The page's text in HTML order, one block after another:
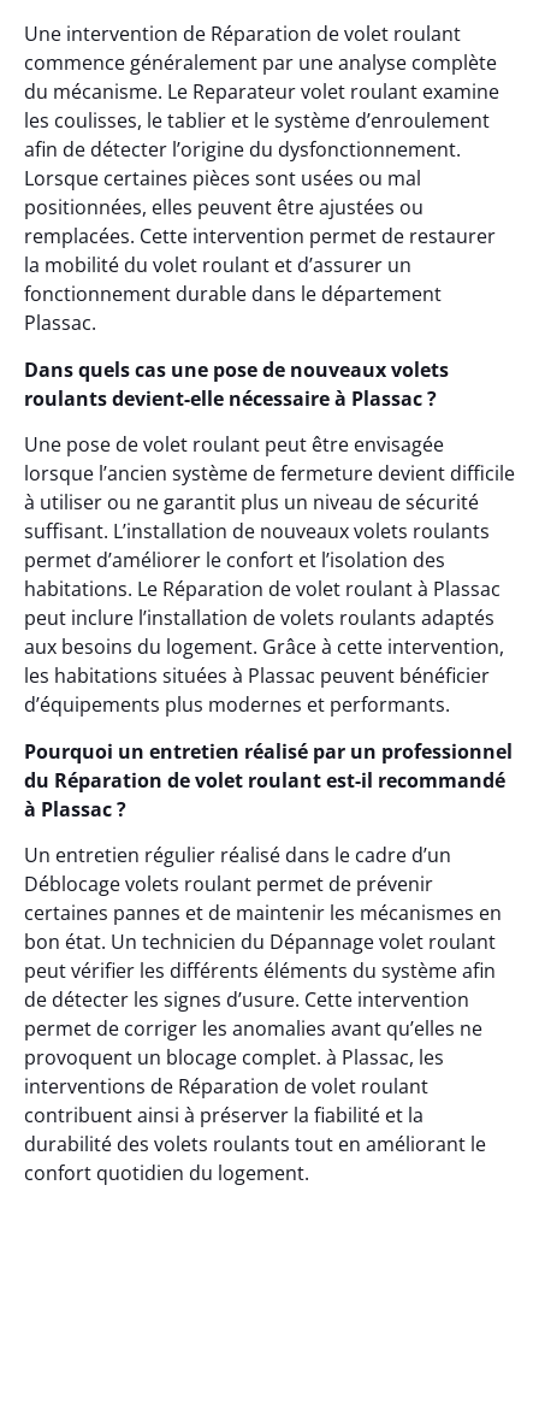
Une intervention de Réparation de volet roulant
commence généralement par une analyse complète
du mécanisme. Le Reparateur volet roulant examine
les coulisses, le tablier et le système d’enroulement
afin de détecter l’origine du dysfonctionnement.
Lorsque certaines pièces sont usées ou mal
positionnées, elles peuvent être ajustées ou
remplacées. Cette intervention permet de restaurer
la mobilité du volet roulant et d’assurer un
fonctionnement durable dans le département
Plassac.
Dans quels cas une pose de nouveaux volets
roulants devient-elle nécessaire à Plassac ?
Une pose de volet roulant peut être envisagée
lorsque l’ancien système de fermeture devient difficile
à utiliser ou ne garantit plus un niveau de sécurité
suffisant. L’installation de nouveaux volets roulants
permet d’améliorer le confort et l’isolation des
habitations. Le Réparation de volet roulant à Plassac
peut inclure l’installation de volets roulants adaptés
aux besoins du logement. Grâce à cette intervention,
les habitations situées à Plassac peuvent bénéficier
d’équipements plus modernes et performants.
Pourquoi un entretien réalisé par un professionnel
du Réparation de volet roulant est-il recommandé
à Plassac ?
Un entretien régulier réalisé dans le cadre d’un
Déblocage volets roulant permet de prévenir
certaines pannes et de maintenir les mécanismes en
bon état. Un technicien du Dépannage volet roulant
peut vérifier les différents éléments du système afin
de détecter les signes d’usure. Cette intervention
permet de corriger les anomalies avant qu’elles ne
provoquent un blocage complet. à Plassac, les
interventions de Réparation de volet roulant
contribuent ainsi à préserver la fiabilité et la
durabilité des volets roulants tout en améliorant le
confort quotidien du logement.